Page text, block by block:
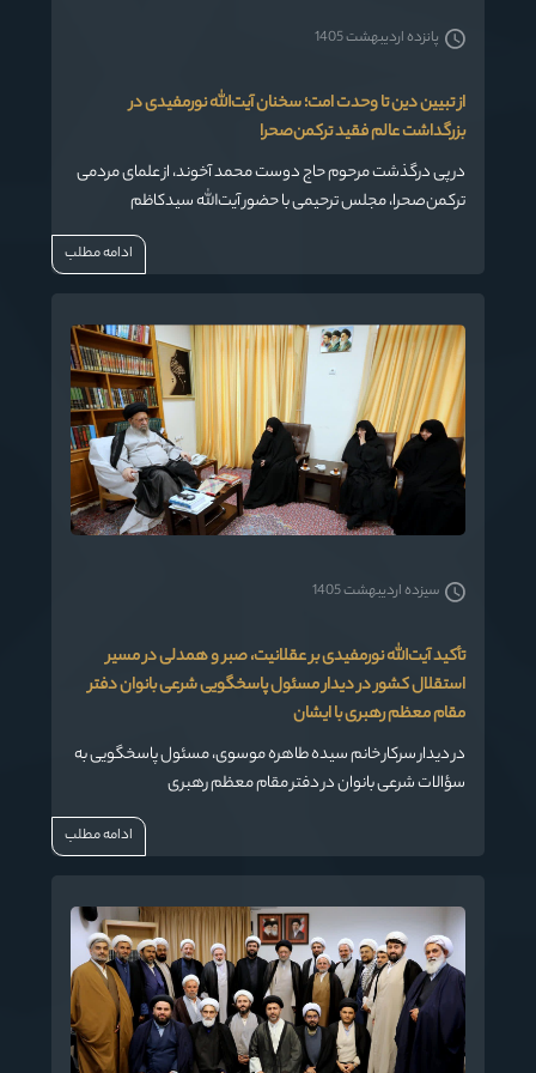
از تبیین دین تا وحدت امت؛ سخنان آیت‌الله نورمفیدی در
بزرگداشت عالم فقید ترکمن‌صحرا
در پی درگذشت مرحوم حاج دوست محمد آخوند، از علمای مردمی
ترکمن‌صحرا، مجلس ترحیمی با حضور آیت‌الله سیدکاظم
نورمفیدی نماینده ولی‌فقیه در استان گلستان و امام جمعه
گرگان، استاندار گلستان، جمعی از علمای شیعه و اهل‌سنت،
پانزده اردیبهشت 1405
ادامه مطلب
تأکید آیت‌الله نورمفیدی بر عقلانیت، صبر و همدلی در مسیر
استقلال کشور در دیدار مسئول پاسخگویی شرعی بانوان دفتر
مقام معظم رهبری با ایشان
در دیدار سرکار خانم سیده طاهره موسوی، مسئول پاسخگویی به
سؤالات شرعی بانوان در دفتر مقام معظم رهبری
(مدظله‌العالی)، و جمعی از اساتید مدرسه علمیه الزهرا(س) گرگان
با حضرت آیت‌الله سیدکاظم نورمفیدی، نماینده ولی فقیه در
سیزده اردیبهشت 1405
ادامه مطلب